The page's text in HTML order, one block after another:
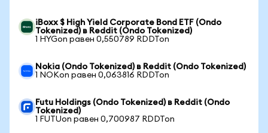
iBoxx $ High Yield Corporate Bond ETF (Ondo
Tokenized) в Reddit (Ondo Tokenized)
1 HYGon равен 0,550789 RDDTon
Nokia (Ondo Tokenized) в Reddit (Ondo Tokenized)
1 NOKon равен 0,063816 RDDTon
Futu Holdings (Ondo Tokenized) в Reddit (Ondo
Tokenized)
1 FUTUon равен 0,700987 RDDTon